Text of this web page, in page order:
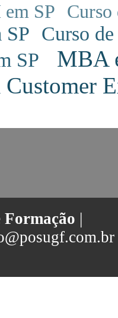
SP Curso
SP Curso
SP
MBA
Formação |